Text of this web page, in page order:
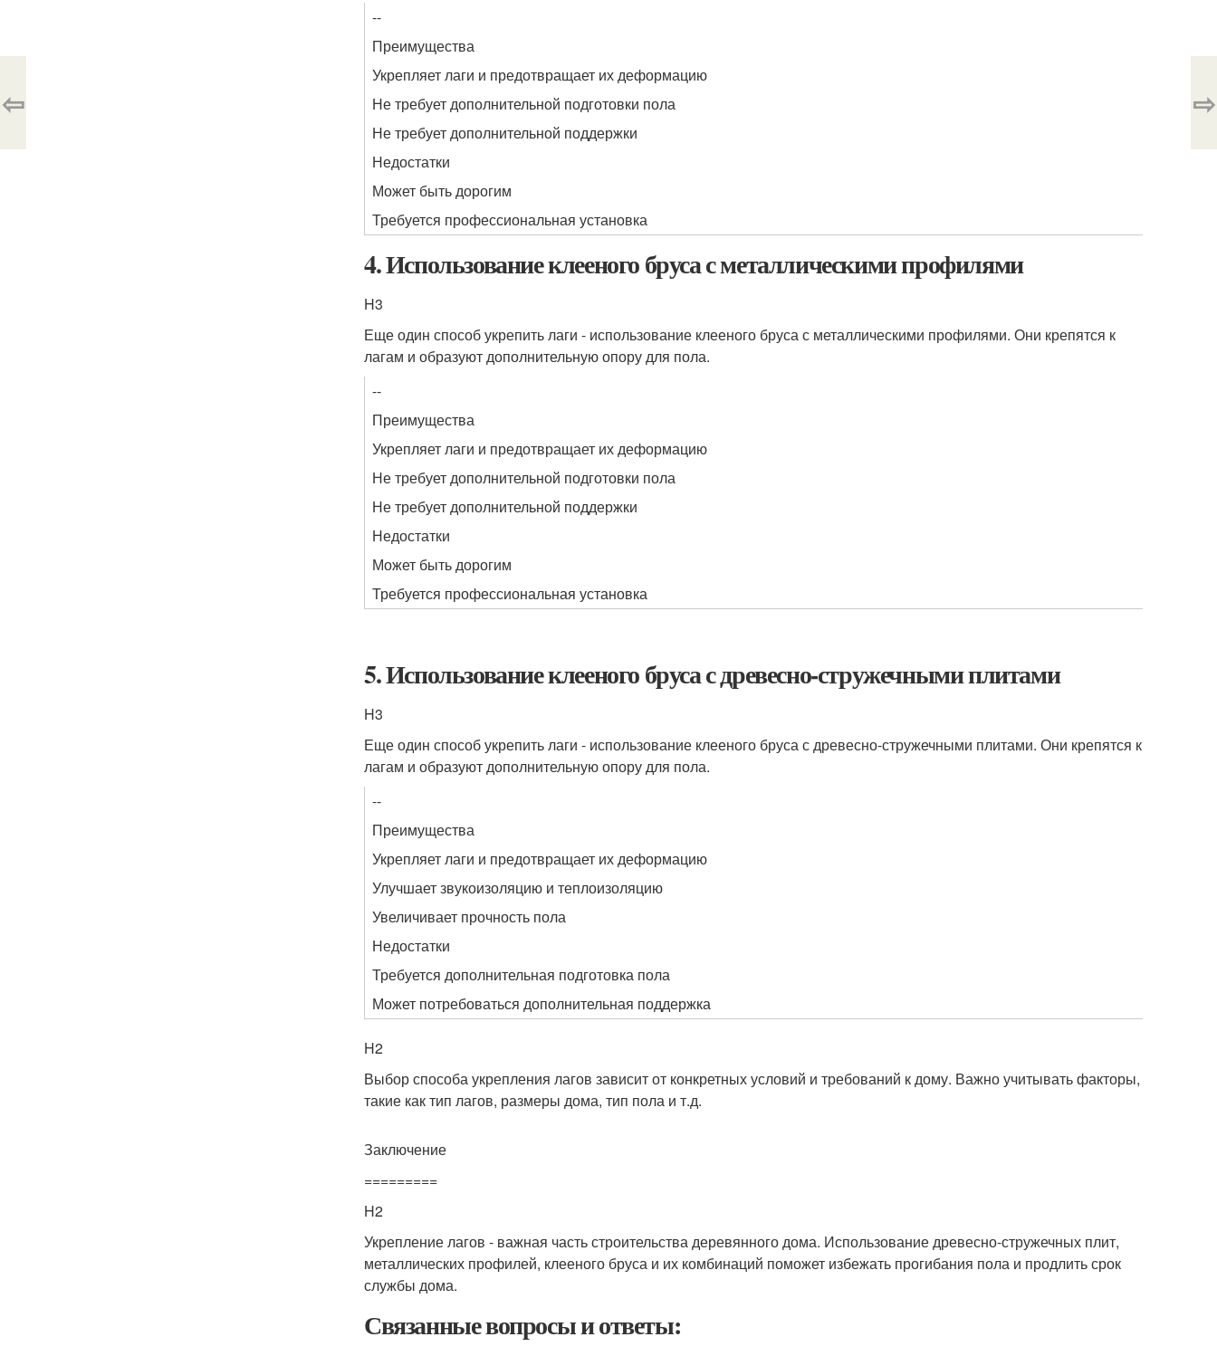
--
Преимущества
Укрепляет лаги и предотвращает их деформацию
Не требует дополнительной подготовки пола
Не требует дополнительной поддержки
Недостатки
Может быть дорогим
Требуется профессиональная установка
4. Использование клееного бруса с металлическими профилями
H3
Еще один способ укрепить лаги - использование клееного бруса с металлическими профилями. Они крепятся к
лагам и образуют дополнительную опору для пола.
--
Преимущества
Укрепляет лаги и предотвращает их деформацию
Не требует дополнительной подготовки пола
Не требует дополнительной поддержки
Недостатки
Может быть дорогим
Требуется профессиональная установка
5. Использование клееного бруса с древесно-стружечными плитами
H3
Еще один способ укрепить лаги - использование клееного бруса с древесно-стружечными плитами. Они крепятся к
лагам и образуют дополнительную опору для пола.
--
Преимущества
Укрепляет лаги и предотвращает их деформацию
Улучшает звукоизоляцию и теплоизоляцию
Увеличивает прочность пола
Недостатки
Требуется дополнительная подготовка пола
Может потребоваться дополнительная поддержка
H2
Выбор способа укрепления лагов зависит от конкретных условий и требований к дому. Важно учитывать факторы,
такие как тип лагов, размеры дома, тип пола и т.д.
Заключение
=========
H2
Укрепление лагов - важная часть строительства деревянного дома. Использование древесно-стружечных плит,
металлических профилей, клееного бруса и их комбинаций поможет избежать прогибания пола и продлить срок
службы дома.
Связанные вопросы и ответы:
⇦ ⇨